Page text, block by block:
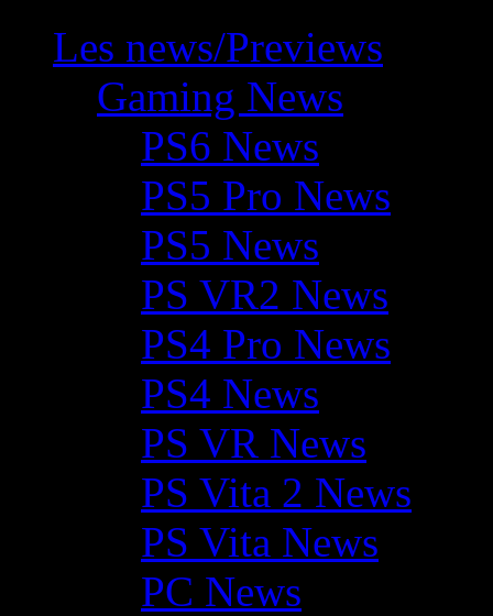
Les news/Previews
Gaming News
PS6 News
PS5 Pro News
PS5 News
PS VR2 News
PS4 Pro News
PS4 News
PS VR News
PS Vita 2 News
PS Vita News
PC News